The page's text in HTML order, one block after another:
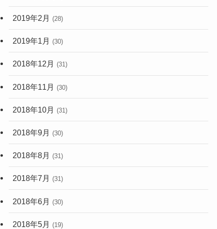
2019年2月 (28)
2019年1月 (30)
2018年12月 (31)
2018年11月 (30)
2018年10月 (31)
2018年9月 (30)
2018年8月 (31)
2018年7月 (31)
2018年6月 (30)
2018年5月 (19)